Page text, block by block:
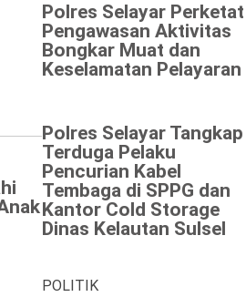
Polres Selayar Perketat
Pengawasan Aktivitas
Bongkar Muat dan
Keselamatan Pelayaran
Polres Selayar Tangkap
Terduga Pelaku
Pencurian Kabel
Tembaga di SPPG dan
Kantor Cold Storage
Dinas Kelautan Sulsel
POLITIK